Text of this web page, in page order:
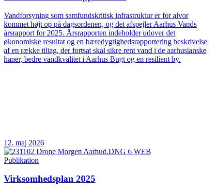
Vandforsyning som samfundskritisk infrastruktur er for alvor
kommet højt op på dagsordenen, og det afspejler Aarhus Vands
årsrapport for 2025. Årsrapporten indeholder udover det
økonomiske resultat og en bæredygtighedsrapportering beskrivelse
af en række tiltag, der fortsat skal sikre rent vand i de aarhusianske
haner, bedre vandkvalitet i Aarhus Bugt og en resilient by.
12. maj 2026
Publikation
Virksomhedsplan 2025